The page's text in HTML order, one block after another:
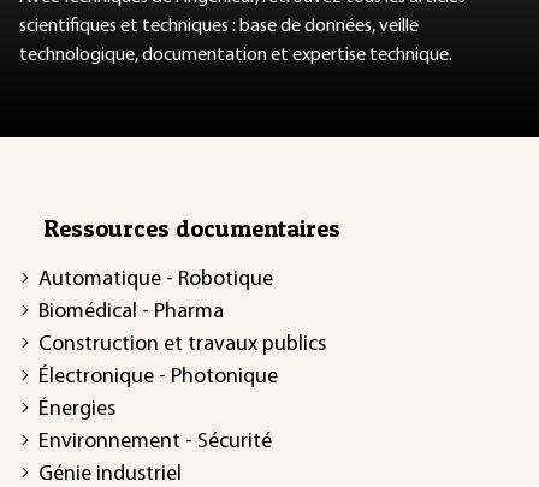
scientifiques et techniques : base de données, veille
technologique, documentation et expertise technique.
Ressources documentaires
Automatique - Robotique
Biomédical - Pharma
Construction et travaux publics
Électronique - Photonique
Énergies
Environnement - Sécurité
Génie industriel